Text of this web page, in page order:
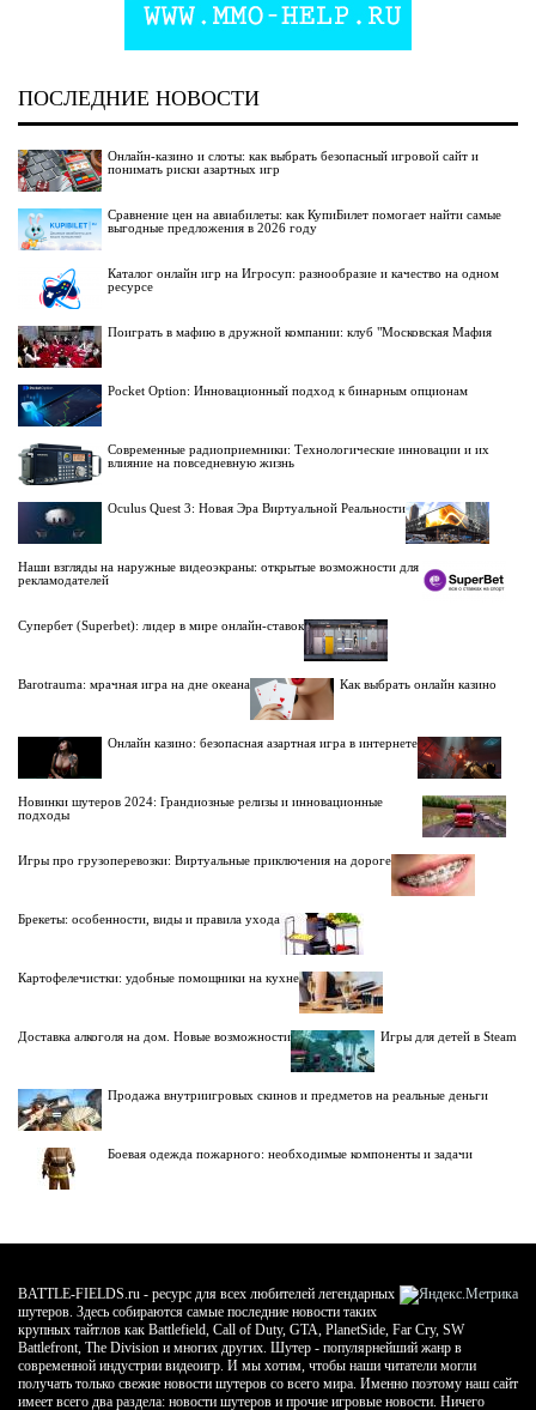
ПОСЛЕДНИЕ НОВОСТИ
Онлайн-казино и слоты: как выбрать безопасный игровой сайт и
понимать риски азартных игр
Сравнение цен на авиабилеты: как КупиБилет помогает найти самые
выгодные предложения в 2026 году
Каталог онлайн игр на Игросуп: разнообразие и качество на одном
ресурсе
Поиграть в мафию в дружной компании: клуб "Московская Мафия
Pocket Option: Инновационный подход к бинарным опционам
Современные радиоприемники: Технологические инновации и их
влияние на повседневную жизнь
Oculus Quest 3: Новая Эра Виртуальной Реальности
Наши взгляды на наружные видеоэкраны: открытые возможности для
рекламодателей
Супербет (Superbet): лидер в мире онлайн-ставок
Barotrauma: мрачная игра на дне океана Как выбрать онлайн казино
Онлайн казино: безопасная азартная игра в интернете
Новинки шутеров 2024: Грандиозные релизы и инновационные
подходы
Игры про грузоперевозки: Виртуальные приключения на дороге
Брекеты: особенности, виды и правила ухода
Картофелечистки: удобные помощники на кухне
Доставка алкоголя на дом. Новые возможности Игры для детей в Steam
Продажа внутриигровых скинов и предметов на реальные деньги
Боевая одежда пожарного: необходимые компоненты и задачи
BATTLE-FIELDS.ru - ресурс для всех любителей легендарных
шутеров. Здесь собираются самые последние новости таких
крупных тайтлов как Battlefield, Call of Duty, GTA, PlanetSide, Far Cry, SW
Battlefront, The Division и многих других. Шутер - популярнейший жанр в
современной индустрии видеоигр. И мы хотим, чтобы наши читатели могли
получать только свежие новости шутеров со всего мира. Именно поэтому наш сайт
имеет всего два раздела: новости шутеров и прочие игровые новости. Ничего